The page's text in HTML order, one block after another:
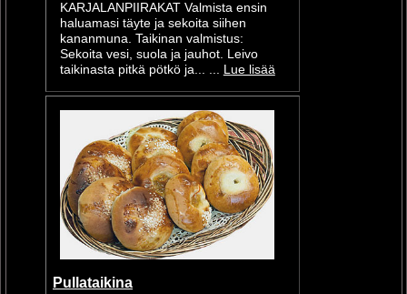
KARJALANPIIRAKAT Valmista ensin
haluamasi täyte ja sekoita siihen
kananmuna. Taikinan valmistus:
Sekoita vesi, suola ja jauhot. Leivo
taikinasta pitkä pötkö ja... ... Lue lisää
Pullataikina